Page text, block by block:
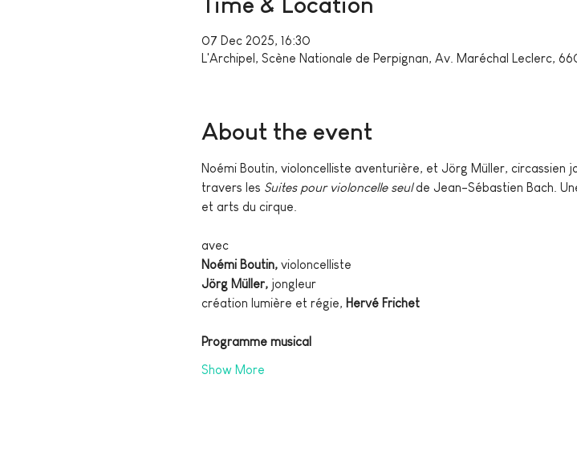
07 Dec 2025, 16:30
L'Archipel, Scène Nationale de Perpignan, Av. Maréchal Leclerc,
About the event
Noémi Boutin, violoncelliste aventurière, et Jörg Müller, circassien
travers les Suites pour violoncelle seul de Jean-Sébastien Bach.
et arts du cirque.
avec
Noémi Boutin, violoncelliste
Jörg Müller, jongleur
création lumière et régie, Hervé Frichet
Programme musical
Show More